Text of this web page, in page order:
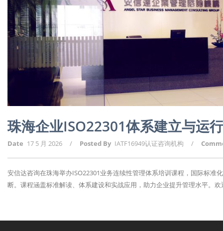
珠海企业ISO22301体系建立与运
Date 17 5 月 2026 / Posted By IATF16949认证咨询机构 /
安信达咨询在珠海举办ISO22301业务连续性管理体系培训课程，国际标
断。课程涵盖标准解读、体系建设和实战应用，助力企业提升管理水平。